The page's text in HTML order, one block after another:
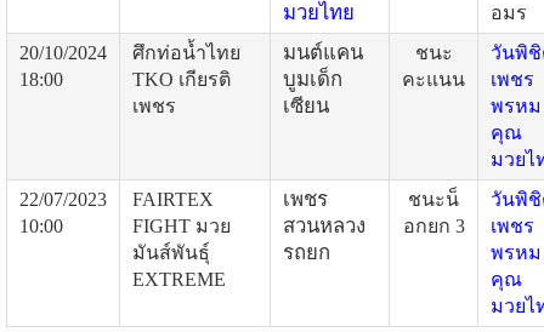
มวยไทย
อมร
20/10/2024
18:00
ศึกท่อน้ำไทย
TKO เกียรติ
เพชร
มนต์แคน
บูมเด็ก
เซียน
ชนะ
คะแนน
วันพิ
เพชร
พรหม
คุณ
มวยไ
22/07/2023
10:00
FAIRTEX
FIGHT มวย
มันส์พันธุ์
EXTREME
เพชร
สวนหลวง
รถยก
ชนะน็
อกยก 3
วันพิ
เพชร
พรหม
คุณ
มวยไ